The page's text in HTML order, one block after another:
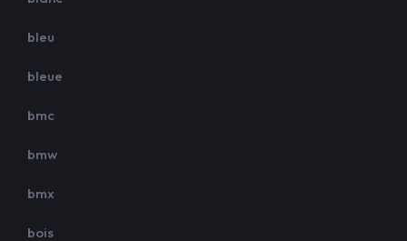
bleu
bleue
bmc
bmw
bmx
bois